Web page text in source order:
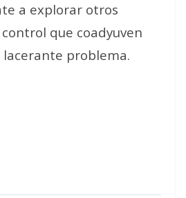
a explorar otros
que coadyuven
lacerante problema.